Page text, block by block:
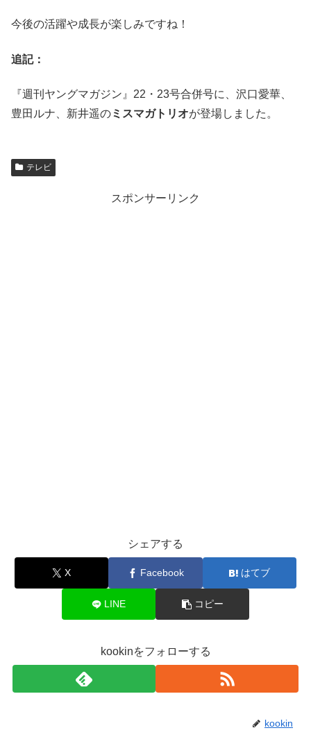
今後の活躍や成長が楽しみですね！
追記：
『週刊ヤングマガジン』22・23号合併号に、沢口愛華、
豊田ルナ、新井遥のミスマガトリオが登場しました。
テレビ
スポンサーリンク
シェアする
X Facebook はてブ
LINE コピー
kookinをフォローする
kookin